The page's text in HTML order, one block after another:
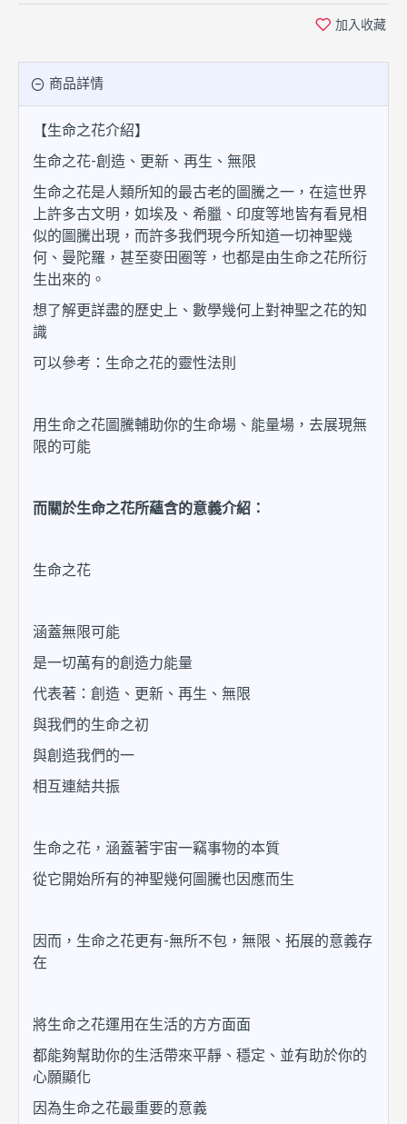
加入收藏
商品詳情
【生命之花介紹】
生命之花-創造、更新、再生、無限
生命之花是人類所知的最古老的圖騰之一，在這世界
上許多古文明，如埃及、希臘、印度等地皆有看見相
似的圖騰出現，而許多我們現今所知道一切神聖幾
何、曼陀羅，甚至麥田圈等，也都是由生命之花所衍
生出來的。
想了解更詳盡的歷史上、數學幾何上對神聖之花的知
識
可以參考：生命之花的靈性法則
用生命之花圖騰輔助你的生命場、能量場，去展現無
限的可能
而關於生命之花所蘊含的意義介紹：
生命之花
涵蓋無限可能
是一切萬有的創造力能量
代表著：創造、更新、再生、無限
與我們的生命之初
與創造我們的一
相互連結共振
生命之花，涵蓋著宇宙一竊事物的本質
從它開始所有的神聖幾何圖騰也因應而生
因而，生命之花更有-無所不包，無限、拓展的意義存
在
將生命之花運用在生活的方方面面
都能夠幫助你的生活帶來平靜、穩定、並有助於你的
心願顯化
因為生命之花最重要的意義